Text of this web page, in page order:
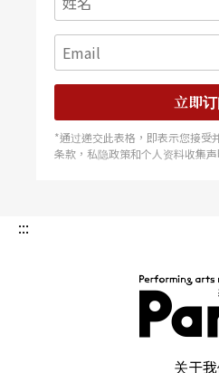
立即
*通过递交此表格，即表示您接受
条款，私隐政策和个人资料收集声
:::
关于